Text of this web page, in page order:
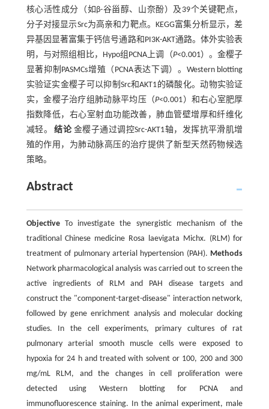
核心活性成分（如β-谷甾醇、山奈酚）及39个关键靶点，
分子对接显示Src为高亲和力靶点。KEGG富集分析显示，差
异基因显著富集于钙信号通路和PI3K-AKT通路。体外实验表
明，与对照组相比，Hypo组PCNA上调（P<0.001）。金樱子
显著抑制PASMCs增殖（PCNA表达下调）。Western blotting
实验证实金樱子可以抑制Src和AKT1的磷酸化。动物实验证
实，金樱子治疗组肺动脉平均压（P<0.001）和右心室肥厚
指数降低，右心室射血功能改善，肺血管壁增厚和纤维化
减轻。结论金樱子通过调控Src-AKT1轴，发挥抗平滑肌增
殖的作用，为肺动脉高压的治疗提供了新型天然药物候选
策略。
Abstract
ObjectiveTo investigate the synergistic mechanism of the
traditional Chinese medicine Rosa laevigata Michx. (RLM) for
treatment of pulmonary arterial hypertension (PAH). Methods
Network pharmacological analysis was carried out to screen the
active ingredients of RLM and PAH disease targets and
construct the "component-target-disease" interaction network,
followed by gene enrichment analysis and molecular docking
studies. In the cell experiments, primary cultures of rat
pulmonary arterial smooth muscle cells were exposed to
hypoxia for 24 h and treated with solvent or 100, 200 and 300
mg/mL RLM, and the changes in cell proliferation were
detected using Western blotting for PCNA and
immunofluorescence staining. In the animal experiment, male